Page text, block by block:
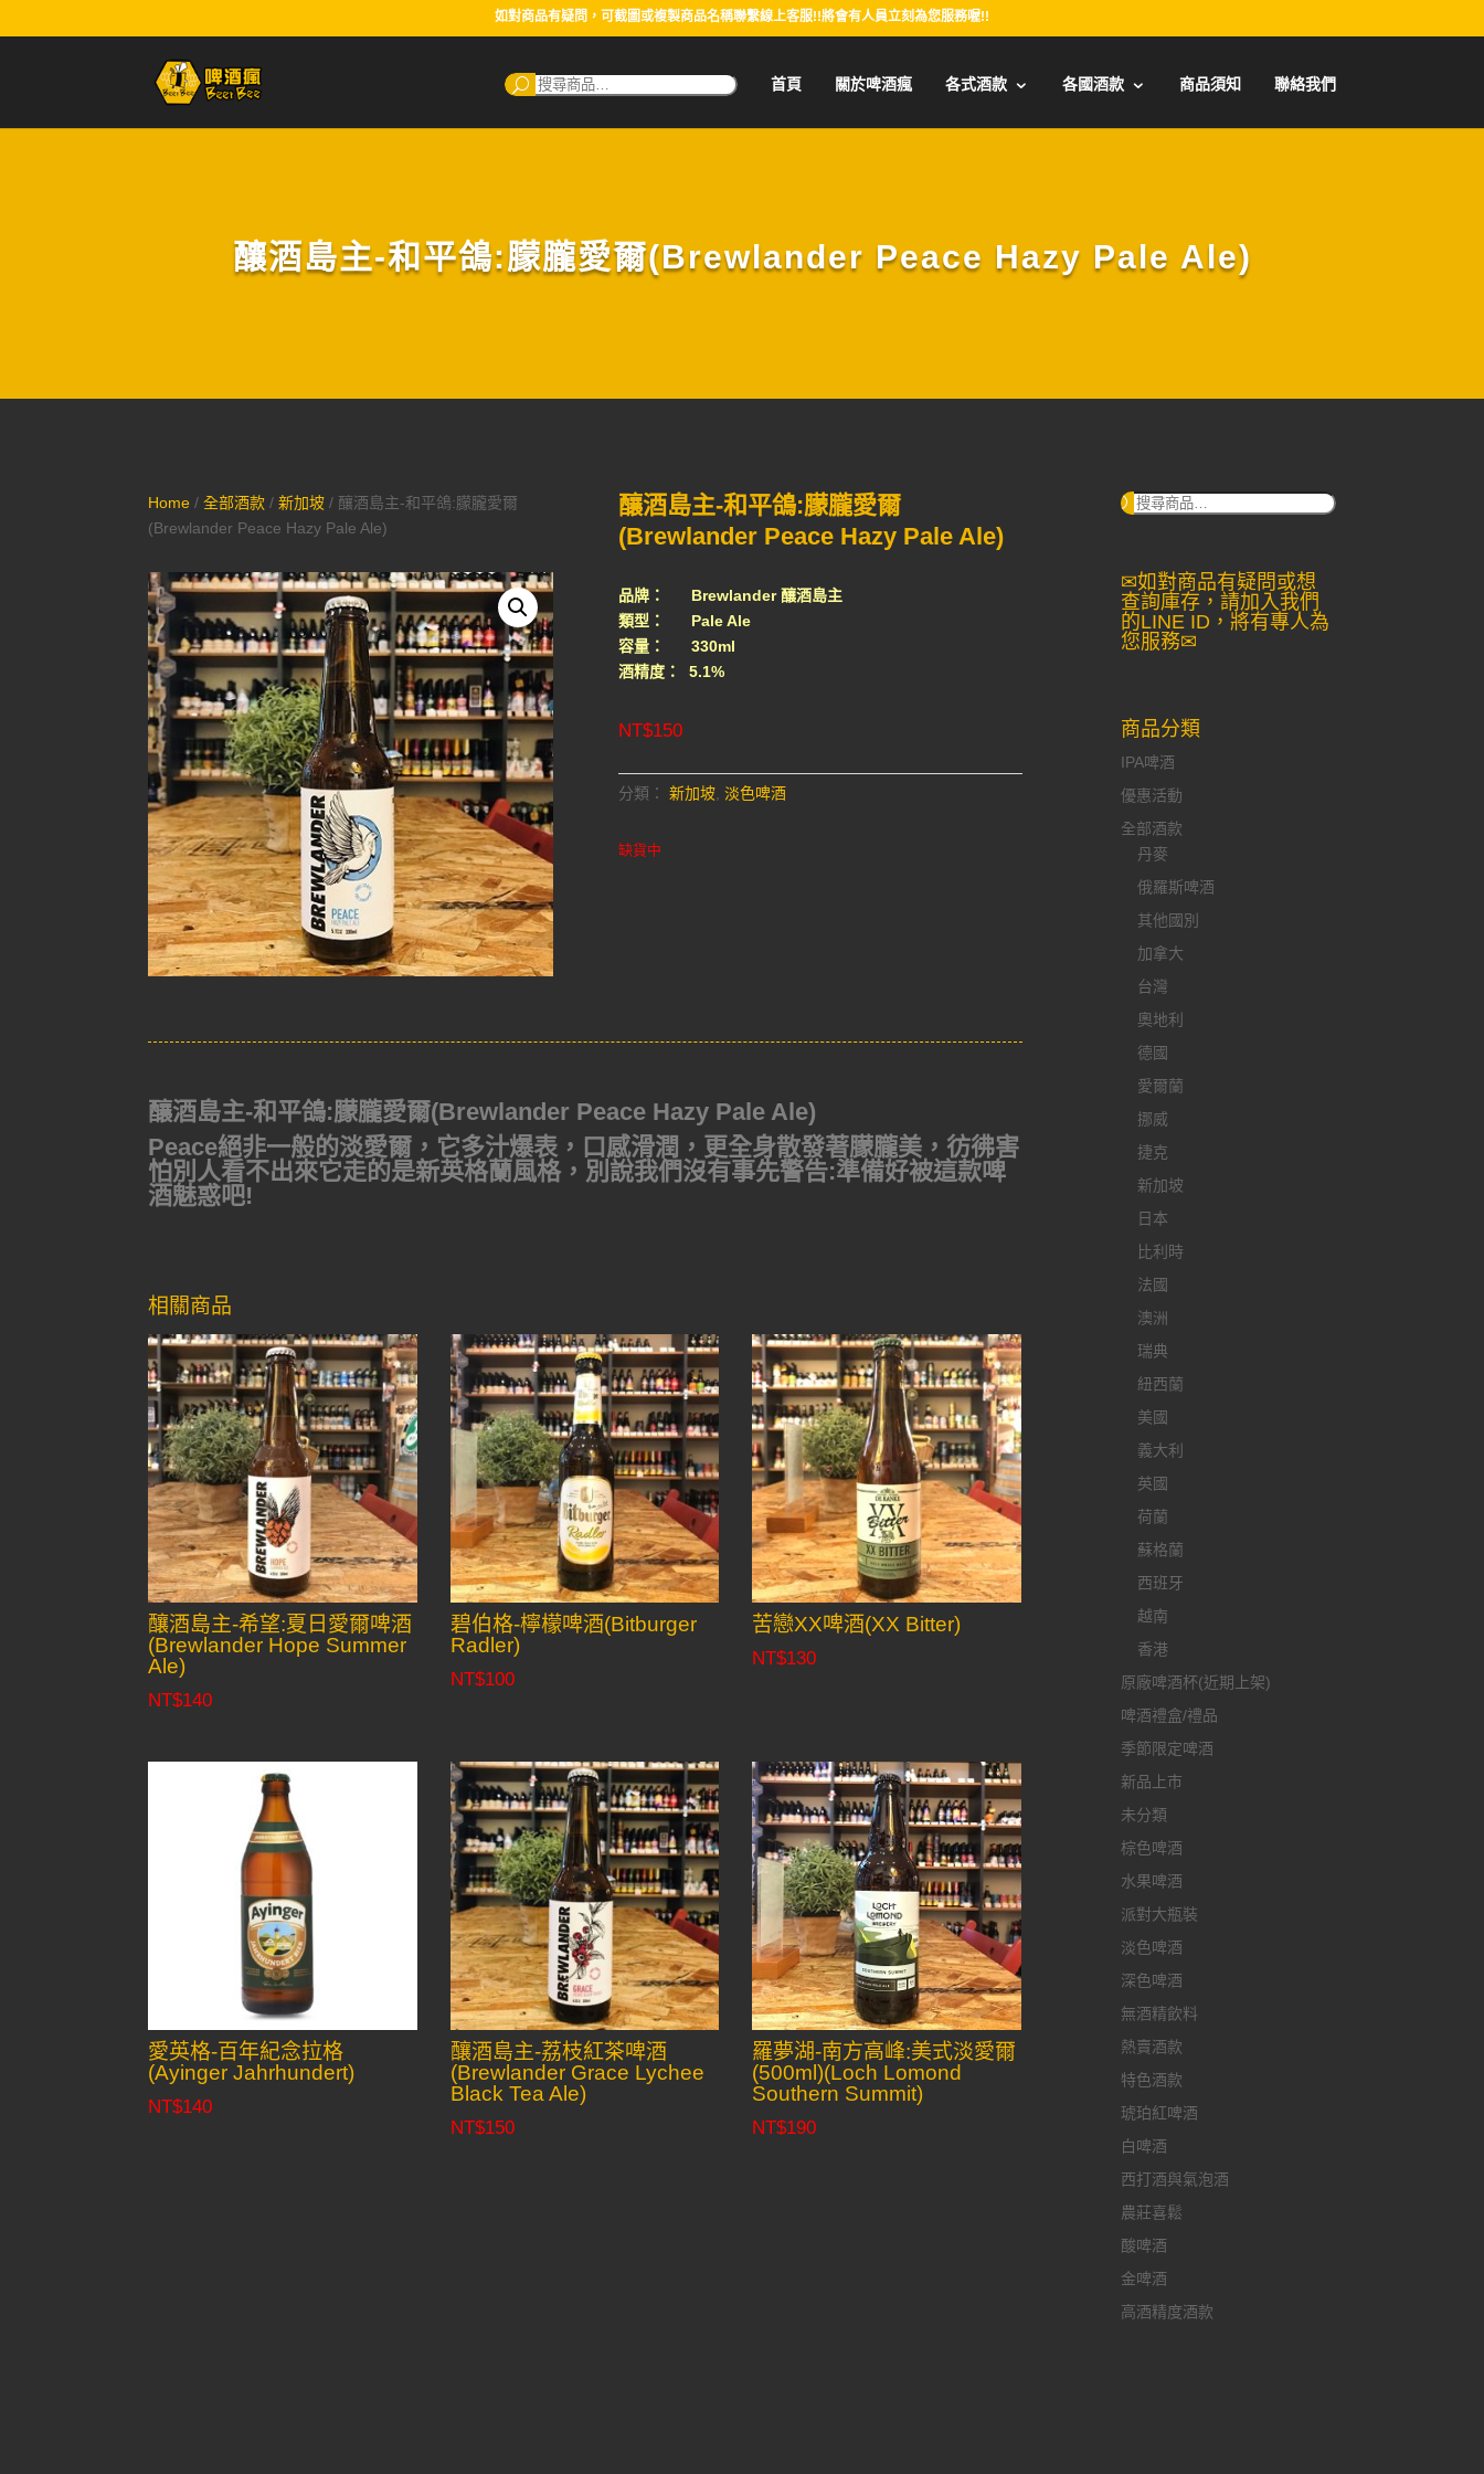
如對商品有疑問，可截圖或複製商品名稱聯繫線上客服!!將會有人員立刻為您服務喔!!
搜
尋：
首頁 關於啤酒瘋 各式酒款 各國酒款 商品須知 聯絡我們
釀酒島主-和平鴿:朦朧愛爾(Brewlander Peace Hazy Pale Ale)
Home /全部酒款 /新加坡 / 釀酒島主-和平鴿:朦朧愛爾
(Brewlander Peace Hazy Pale Ale)
釀酒島主-和平鴿:朦朧愛爾
(Brewlander Peace Hazy Pale Ale)
品牌： Brewlander 釀酒島主
類型： Pale Ale
容量： 330ml
酒精度： 5.1%
NT$150
分類： 新加坡, 淡色啤酒
缺貨中
釀酒島主-和平鴿:朦朧愛爾(Brewlander Peace Hazy Pale Ale)
Peace絕非一般的淡愛爾，它多汁爆表，口感滑潤，更全身散發著朦朧美，彷彿害
怕別人看不出來它走的是新英格蘭風格，別說我們沒有事先警告:準備好被這款啤
酒魅惑吧!
相關商品
釀酒島主-希望:夏日愛爾啤酒
(Brewlander Hope Summer
Ale)
NT$140
碧伯格-檸檬啤酒(Bitburger
Radler)
NT$100
苦戀XX啤酒(XX Bitter)
NT$130
愛英格-百年紀念拉格
(Ayinger Jahrhundert)
NT$140
釀酒島主-荔枝紅茶啤酒
(Brewlander Grace Lychee
Black Tea Ale)
NT$150
羅夢湖-南方高峰:美式淡愛爾
(500ml)(Loch Lomond
Southern Summit)
NT$190
搜
✉如對商品有疑問或想
查詢庫存，請加入我們
的LINE ID，將有專人為
您服務✉
商品分類
IPA啤酒
優惠活動
全部酒款
丹麥
俄羅斯啤酒
其他國別
加拿大
台灣
奧地利
德國
愛爾蘭
挪威
捷克
新加坡
日本
比利時
法國
澳洲
瑞典
紐西蘭
美國
義大利
英國
荷蘭
蘇格蘭
西班牙
越南
香港
原廠啤酒杯(近期上架)
啤酒禮盒/禮品
季節限定啤酒
新品上市
未分類
棕色啤酒
水果啤酒
派對大瓶裝
淡色啤酒
深色啤酒
無酒精飲料
熱賣酒款
特色酒款
琥珀紅啤酒
白啤酒
西打酒與氣泡酒
農莊喜鬆
酸啤酒
金啤酒
高酒精度酒款